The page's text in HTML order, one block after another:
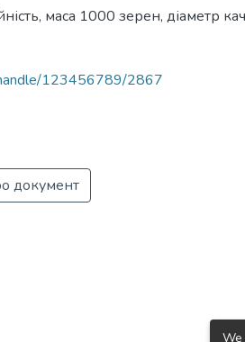
маса 1000 зерен, діаметр
123456789/2867
документ